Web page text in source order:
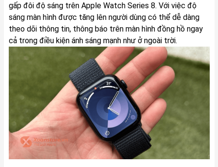
gấp đôi độ sáng trên Apple Watch Series 8. Với việc độ
sáng màn hình được tăng lên người dùng có thể dễ dàng
theo dõi thông tin, thông báo trên màn hình đồng hồ ngay
cả trong điều kiện ánh sáng mạnh như ở ngoài trời.